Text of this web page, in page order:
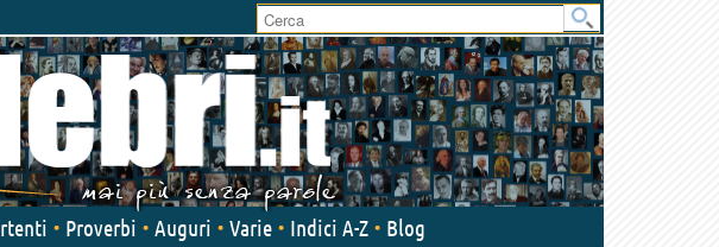
Proverbi Auguri Varie Indici A-Z Blog